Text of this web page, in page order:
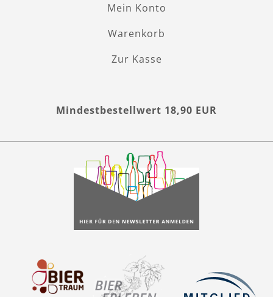
Mein Konto
Warenkorb
Zur Kasse
Mindestbestellwert 18,90 EUR